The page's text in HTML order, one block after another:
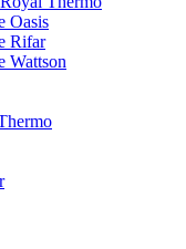
Oasis
Rifar
Wattson